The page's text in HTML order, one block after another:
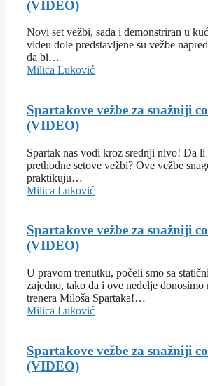
(VIDEO)
Novi set vežbi, sada i demonstriran u
videu dole predstavljene su vežbe
da bi…
Milica Luković
Spartakove vežbe za snažniji
(VIDEO)
Spartak nas vodi kroz srednji nivo! Da li
prethodne setove vežbi? Ove vežbe
praktikuju…
Milica Luković
Spartakove vežbe za snažniji
(VIDEO)
U pravom trenutku, počeli smo sa
zajedno, tako da i ove nedelje donosimo
trenera Miloša Spartaka!…
Milica Luković
Spartakove vežbe za snažniji
(VIDEO)